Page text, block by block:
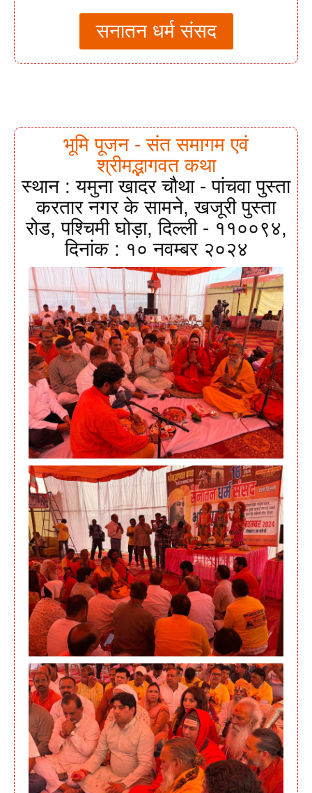
सनातन धर्म संसद
भूमि पूजन - संत समागम एवं
श्रीमद्भागवत कथा
स्थान : यमुना खादर चौथा - पांचवा पुस्ता
करतार नगर के सामने, खजूरी पुस्ता
रोड, पश्चिमी घोड़ा, दिल्ली - ११००९४,
दिनांक : १० नवम्बर २०२४